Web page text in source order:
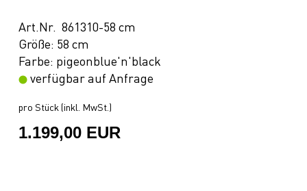
Art.Nr. 861310-58 cm
Größe: 58 cm
Farbe: pigeonblue'n'black
verfügbar auf Anfrage
pro Stück (inkl. MwSt.)
1.199,00 EUR